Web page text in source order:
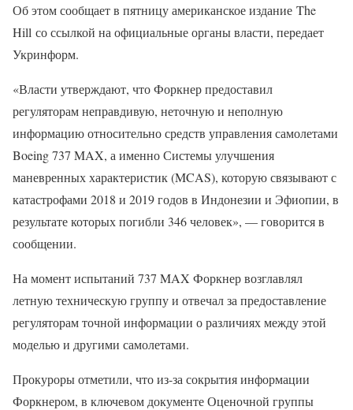
Об этом сообщает в пятницу американское издание The
Hill со ссылкой на официальные органы власти, передает
Укринформ.
«Власти утверждают, что Форкнер предоставил
регуляторам неправдивую, неточную и неполную
информацию относительно средств управления самолетами
Boeing 737 MAX, а именно Системы улучшения
маневренных характеристик (MCAS), которую связывают с
катастрофами 2018 и 2019 годов в Индонезии и Эфиопии, в
результате которых погибли 346 человек», — говорится в
сообщении.
На момент испытаний 737 MAX Форкнер возглавлял
летную техническую группу и отвечал за предоставление
регуляторам точной информации о различиях между этой
моделью и другими самолетами.
Прокуроры отметили, что из-за сокрытия информации
Форкнером, в ключевом документе Оценочной группы